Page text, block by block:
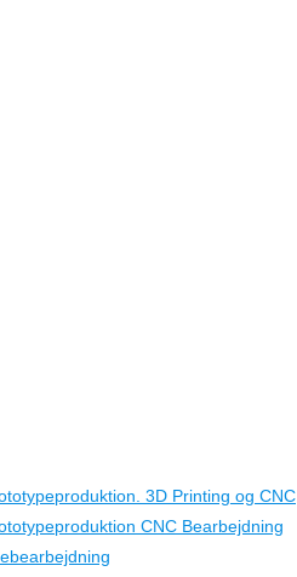
3D Printing og CNC
CNC Bearbejdning